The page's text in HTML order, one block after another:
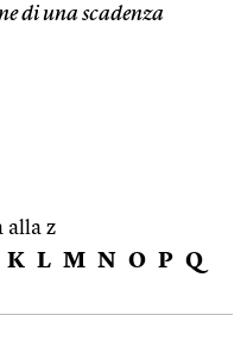
di una scadenza
alla z
K L M N O P Q